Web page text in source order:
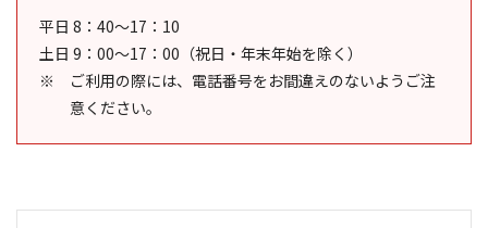
平日 8：40～17：10
土日 9：00～17：00（祝日・年末年始を除く）
ご利用の際には、電話番号をお間違えのないようご注
意ください。